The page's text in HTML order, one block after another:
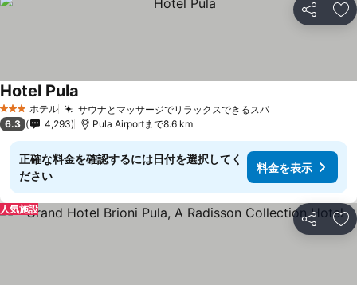
シェア お
3 ホテルのランク
ホテル サウナとマッサージでリラックスできるスパ
Hotel Pula
6.3 4,293 Pula Airportまで8.6 km
正確な料金を確認するには日付を選択してく
ださい
料金を表示
シェア お
人気施設